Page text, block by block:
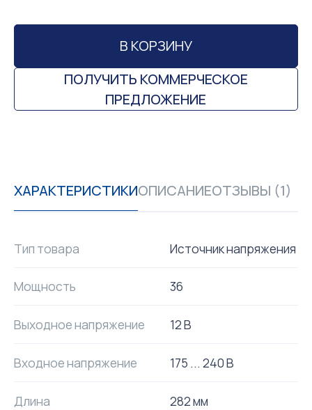
В КОРЗИНУ
ПОЛУЧИТЬ КОММЕРЧЕСКОЕ
ПРЕДЛОЖЕНИЕ
ХАРАКТЕРИСТИКИОПИСАНИЕОТЗЫВЫ (1)
Тип товара Источник напряжения
Мощность 36
Выходное напряжение 12 В
Входное напряжение 175 ... 240 В
Длина 282 мм